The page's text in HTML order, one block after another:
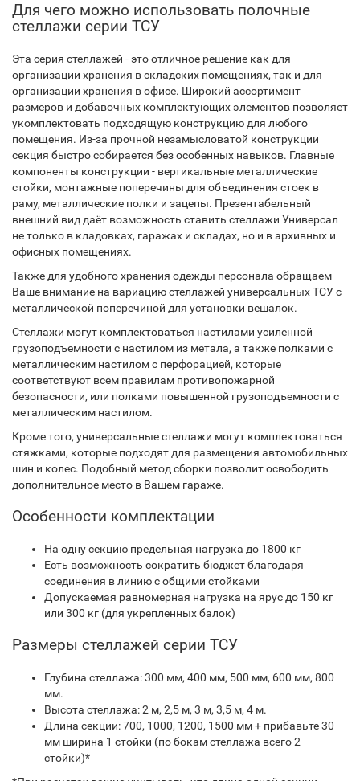
Для чего можно использовать полочные
стеллажи серии ТСУ
Эта серия стеллажей - это отличное решение как для
организации хранения в складских помещениях, так и для
организации хранения в офисе. Широкий ассортимент
размеров и добавочных комплектующих элементов позволяет
укомплектовать подходящую конструкцию для любого
помещения. Из-за прочной незамысловатой конструкции
секция быстро собирается без особенных навыков. Главные
компоненты конструкции - вертикальные металлические
стойки, монтажные поперечины для объединения стоек в
раму, металлические полки и зацепы. Презентабельный
внешний вид даёт возможность ставить стеллажи Универсал
не только в кладовках, гаражах и складах, но и в архивных и
офисных помещениях.
Также для удобного хранения одежды персонала обращаем
Ваше внимание на вариацию стеллажей универсальных ТСУ с
металлической поперечиной для установки вешалок.
Стеллажи могут комплектоваться настилами усиленной
грузоподъемности с настилом из метала, а также полками с
металлическим настилом с перфорацией, которые
соответствуют всем правилам противопожарной
безопасности, или полками повышенной грузоподъемности с
металлическим настилом.
Кроме того, универсальные стеллажи могут комплектоваться
стяжками, которые подходят для размещения автомобильных
шин и колес. Подобный метод сборки позволит освободить
дополнительное место в Вашем гараже.
Особенности комплектации
На одну секцию предельная нагрузка до 1800 кг
Есть возможность сократить бюджет благодаря
соединения в линию с общими стойками
Допускаемая равномерная нагрузка на ярус до 150 кг
или 300 кг (для укрепленных балок)
Размеры стеллажей серии ТСУ
Глубина стеллажа: 300 мм, 400 мм, 500 мм, 600 мм, 800
мм.
Высота стеллажа: 2 м, 2,5 м, 3 м, 3,5 м, 4 м.
Длина секции: 700, 1000, 1200, 1500 мм + прибавьте 30
мм ширина 1 стойки (по бокам стеллажа всего 2
стойки)*